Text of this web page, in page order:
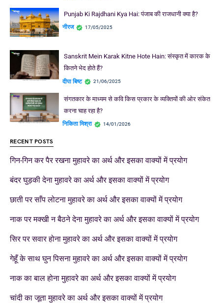
Punjab Ki Rajdhani Kya Hai: पंजाब की राजधानी क्या है?
नीरज 17/05/2025
Sanskrit Mein Karak Kitne Hote Hain: संस्कृत में कारक के
कितने भेद होते हैं?
दीपा बिष्ट 21/06/2025
संगतकार के माध्यम से कवि किस प्रकार के व्यक्तियों की ओर संकेत
करना चाह रहा है?
निकिता मिश्रा 14/01/2026
RECENT POSTS
गिन-गिन कर पैर रखना मुहावरे का अर्थ और इसका वाक्यों में प्रयोग
बंदर घुड़की देना मुहावरे का अर्थ और इसका वाक्यों में प्रयोग
छाती पर साँप लोटना मुहावरे का अर्थ और इसका वाक्यों में प्रयोग
नाक पर मक्खी न बैठने देना मुहावरे का अर्थ और इसका वाक्यों में प्रयोग
सिर पर सवार होना मुहावरे का अर्थ और इसका वाक्यों में प्रयोग
गेहूँ के साथ घुन पिसना मुहावरे का अर्थ और इसका वाक्यों में प्रयोग
नाक का बाल होना मुहावरे का अर्थ और इसका वाक्यों में प्रयोग
चांदी का जूता मुहावरे का अर्थ और इसका वाक्यों में प्रयोग